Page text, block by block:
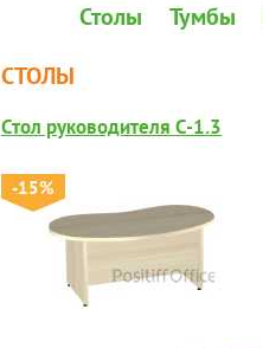
Столы Тумбы
СТОЛЫ
Стол руководителя C-1.3
-15%